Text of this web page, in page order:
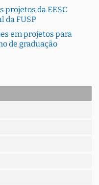
projetos da EESC
da FUSP
em projetos para
de graduação